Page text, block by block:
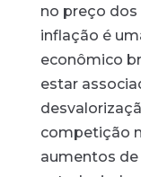
no preço
inflação é
econômico
estar
competição
aumentos de